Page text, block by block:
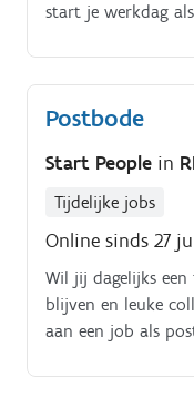
start je werkdag
Postbode
Start People in
Tijdelijke jobs
Online sinds 27
Wil jij dagelijks
blijven en leuke
aan een job als